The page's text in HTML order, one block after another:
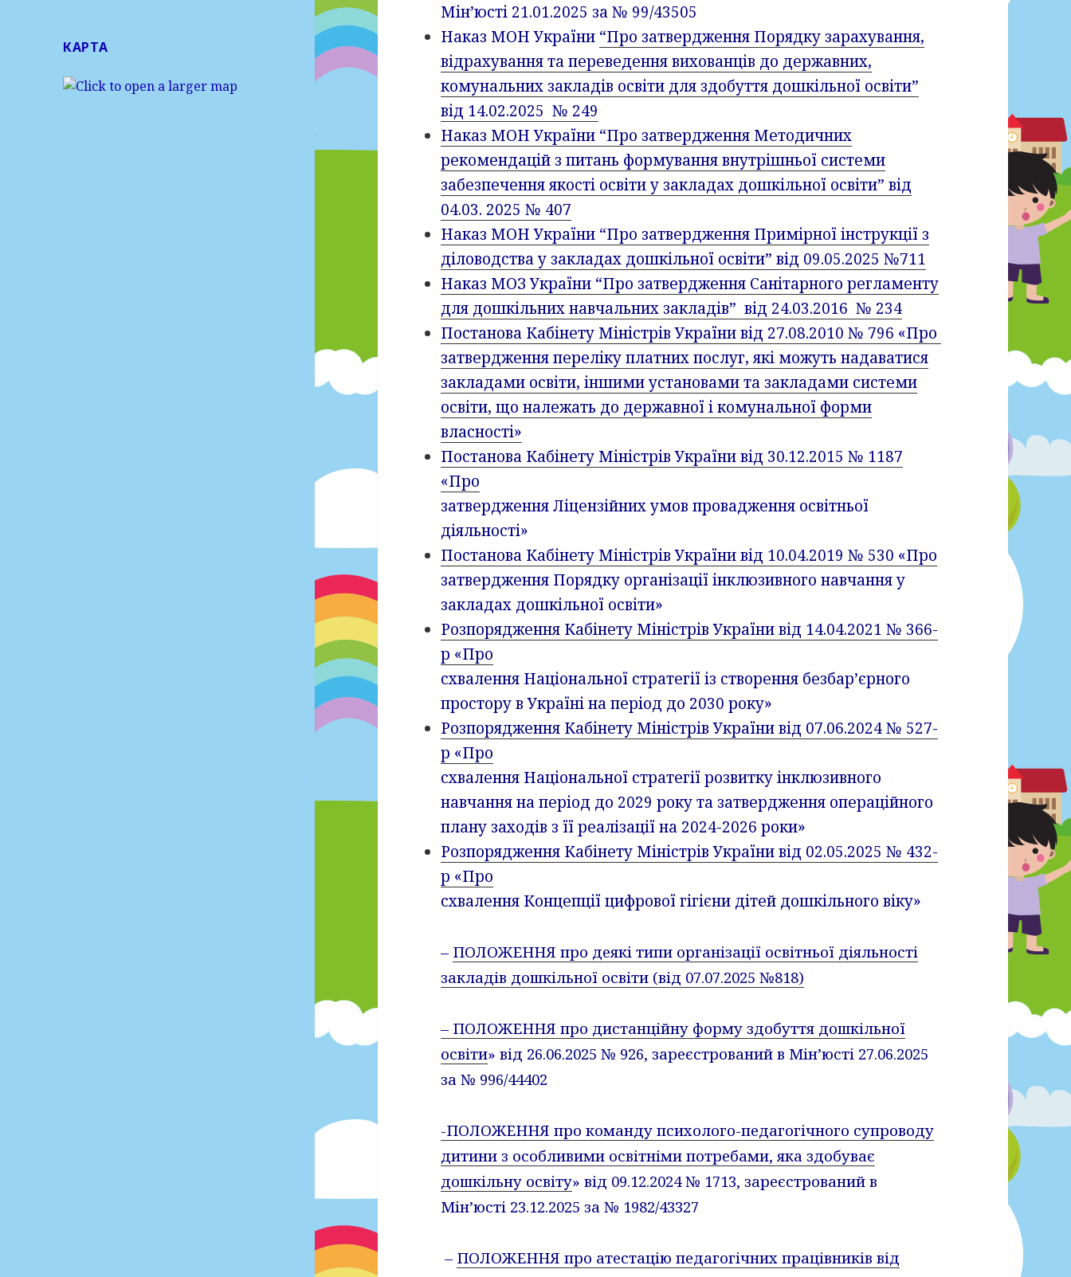
КАРТА
Мін’юсті 21.01.2025 за № 99/43505
Наказ МОН України “Про затвердження Порядку зарахування,
відрахування та переведення вихованців до державних,
комунальних закладів освіти для здобуття дошкільної освіти”
від 14.02.2025 № 249
Наказ МОН України “Про затвердження Методичних
рекомендацій з питань формування внутрішньої системи
забезпечення якості освіти у закладах дошкільної освіти” від
04.03. 2025№ 407
Наказ МОН України “Про затвердження Примірної інструкції з
діловодства у закладах дошкільної освіти” від 09.05.2025 №711
Наказ МОЗ України “Про затвердження Санітарного регламенту
для дошкільних навчальних закладів” від 24.03.2016 № 234
Постанова Кабінету Міністрів України від 27.08.2010 № 796 «Про
затвердження переліку платних послуг, які можуть надаватися
закладами освіти, іншими установами та закладами системи
освіти, що належать до державної і комунальної форми
власності»
Постанова Кабінету Міністрів України від 30.12.2015 № 1187
«Про
затвердження Ліцензійних умов провадження освітньої
діяльності»
Постанова Кабінету Міністрів України від 10.04.2019 № 530 «Про
затвердження Порядку організації інклюзивного навчання у
закладах дошкільної освіти»
Розпорядження Кабінету Міністрів України від 14.04.2021 № 366-
р «Про
схвалення Національної стратегії із створення безбар’єрного
простору в Україні на період до 2030 року»
Розпорядження Кабінету Міністрів України від 07.06.2024 № 527-
р «Про
схвалення Національної стратегії розвитку інклюзивного
навчання на період до 2029 року та затвердження операційного
плану заходів з її реалізації на 2024-2026 роки»
Розпорядження Кабінету Міністрів України від 02.05.2025 № 432-
р «Про
схвалення Концепції цифрової гігієни дітей дошкільного віку»
– ПОЛОЖЕННЯпро деякі типи організації освітньої діяльності
закладів дошкільної освіти (від 07.07.2025 №818)
– ПОЛОЖЕННЯ про дистанційну форму здобуття дошкільної
освіти» від 26.06.2025 № 926, зареєстрований в Мін’юсті 27.06.2025
за № 996/44402
-ПОЛОЖЕННЯ про команду психолого-педагогічного супроводу
дитини з особливими освітніми потребами, яка здобуває
дошкільну освіту» від 09.12.2024 № 1713, зареєстрований в
Мін’юсті 23.12.2025 за № 1982/43327
– ПОЛОЖЕННЯ про атестацію педагогічних працівників від